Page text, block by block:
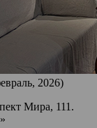
2026)
Мира, 111.